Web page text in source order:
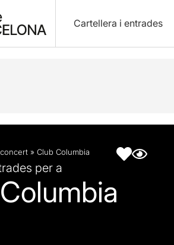
Cartellera i entrades
Fitxa artística
» Club Columbia
per a